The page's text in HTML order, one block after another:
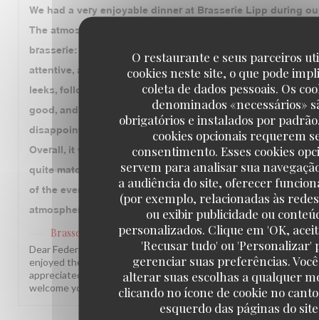
O restaurante e seus parceiros
cookies neste site, o que pode
coleta de dados pessoais. Os
denominados «necessários»
obrigatórios e instalados por
cookies opcionais requerem
consentimento. Esses cookies
servem para analisar sua
a audiência do site, oferecer
(por exemplo, relacionadas às
ou exibir publicidade ou
personalizados. Clique em 'OK,
'Recusar tudo' ou 'Personalizar'
gerenciar suas preferências.
alterar suas escolhas a qualquer
clicando no ícone de cookie no
esquerdo das páginas do
We had a very enjoyable dinner at Brasserie Lipp during
The atmosphere is exactly what you expect from a historic
brasserie: lively, authentic, and full of character. The
attentive, and professional throughout the evening. We
leeks, followed by duck, chicken, and beef. The duck and
good, and we also enjoyed the floating island for dessert.
disappointment was the beef, which had good flavor but
Overall, it was a pleasant experience, although we felt the
quite match the price we paid. The ambiance and service
of the evening. Thank you to the entire team. We would
atmosphere and hospitality.
Brasserie Lipp
has responded to the review
Dear Federico, Thank you so much for this wonderful review!
enjoyed the atmosphere and the warm service. Your note about
appreciated, and we will make sure to pass it along to our
welcome you back soon! The Brasserie Lipp team!